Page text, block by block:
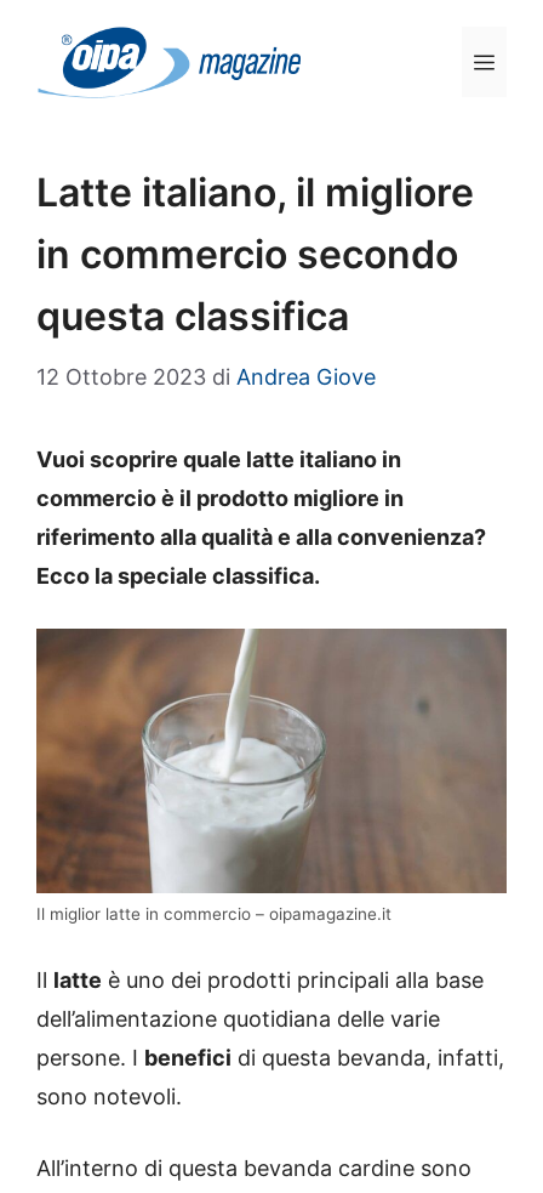
contenuto
Latte italiano, il migliore
in commercio secondo
questa classifica
12 Ottobre 2023 di Andrea Giove
Vuoi scoprire quale latte italiano in
commercio è il prodotto migliore in
riferimento alla qualità e alla convenienza?
Ecco la speciale classifica.
Il miglior latte in commercio – oipamagazine.it
Il latte è uno dei prodotti principali alla base
dell’alimentazione quotidiana delle varie
persone. I benefici di questa bevanda, infatti,
sono notevoli.
All’interno di questa bevanda cardine sono